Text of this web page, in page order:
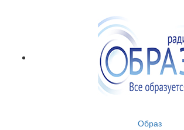
Образ